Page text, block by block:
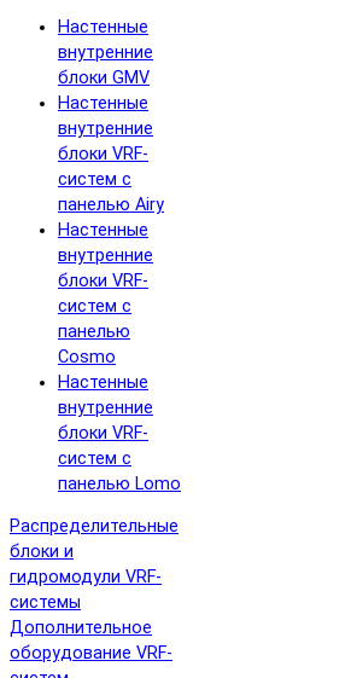
Настенные
внутренние
блоки GMV
Настенные
внутренние
блоки VRF-
систем с
панелью Airy
Настенные
внутренние
блоки VRF-
систем с
панелью
Cosmo
Настенные
внутренние
блоки VRF-
систем с
панелью Lomo
Распределительные
блоки и
гидромодули VRF-
системы
Дополнительное
оборудование VRF-